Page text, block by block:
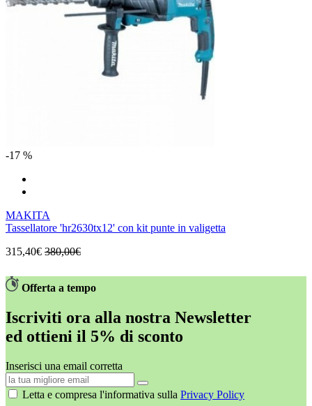
-17 %
MAKITA
Tassellatore 'hr2630tx12' con kit punte in valigetta
315,40€ 380,00€
Offerta a tempo
Iscriviti ora alla nostra Newsletter
ed ottieni il 5% di sconto
Inserisci una email corretta
Letta e compresa l'informativa sulla Privacy Policy